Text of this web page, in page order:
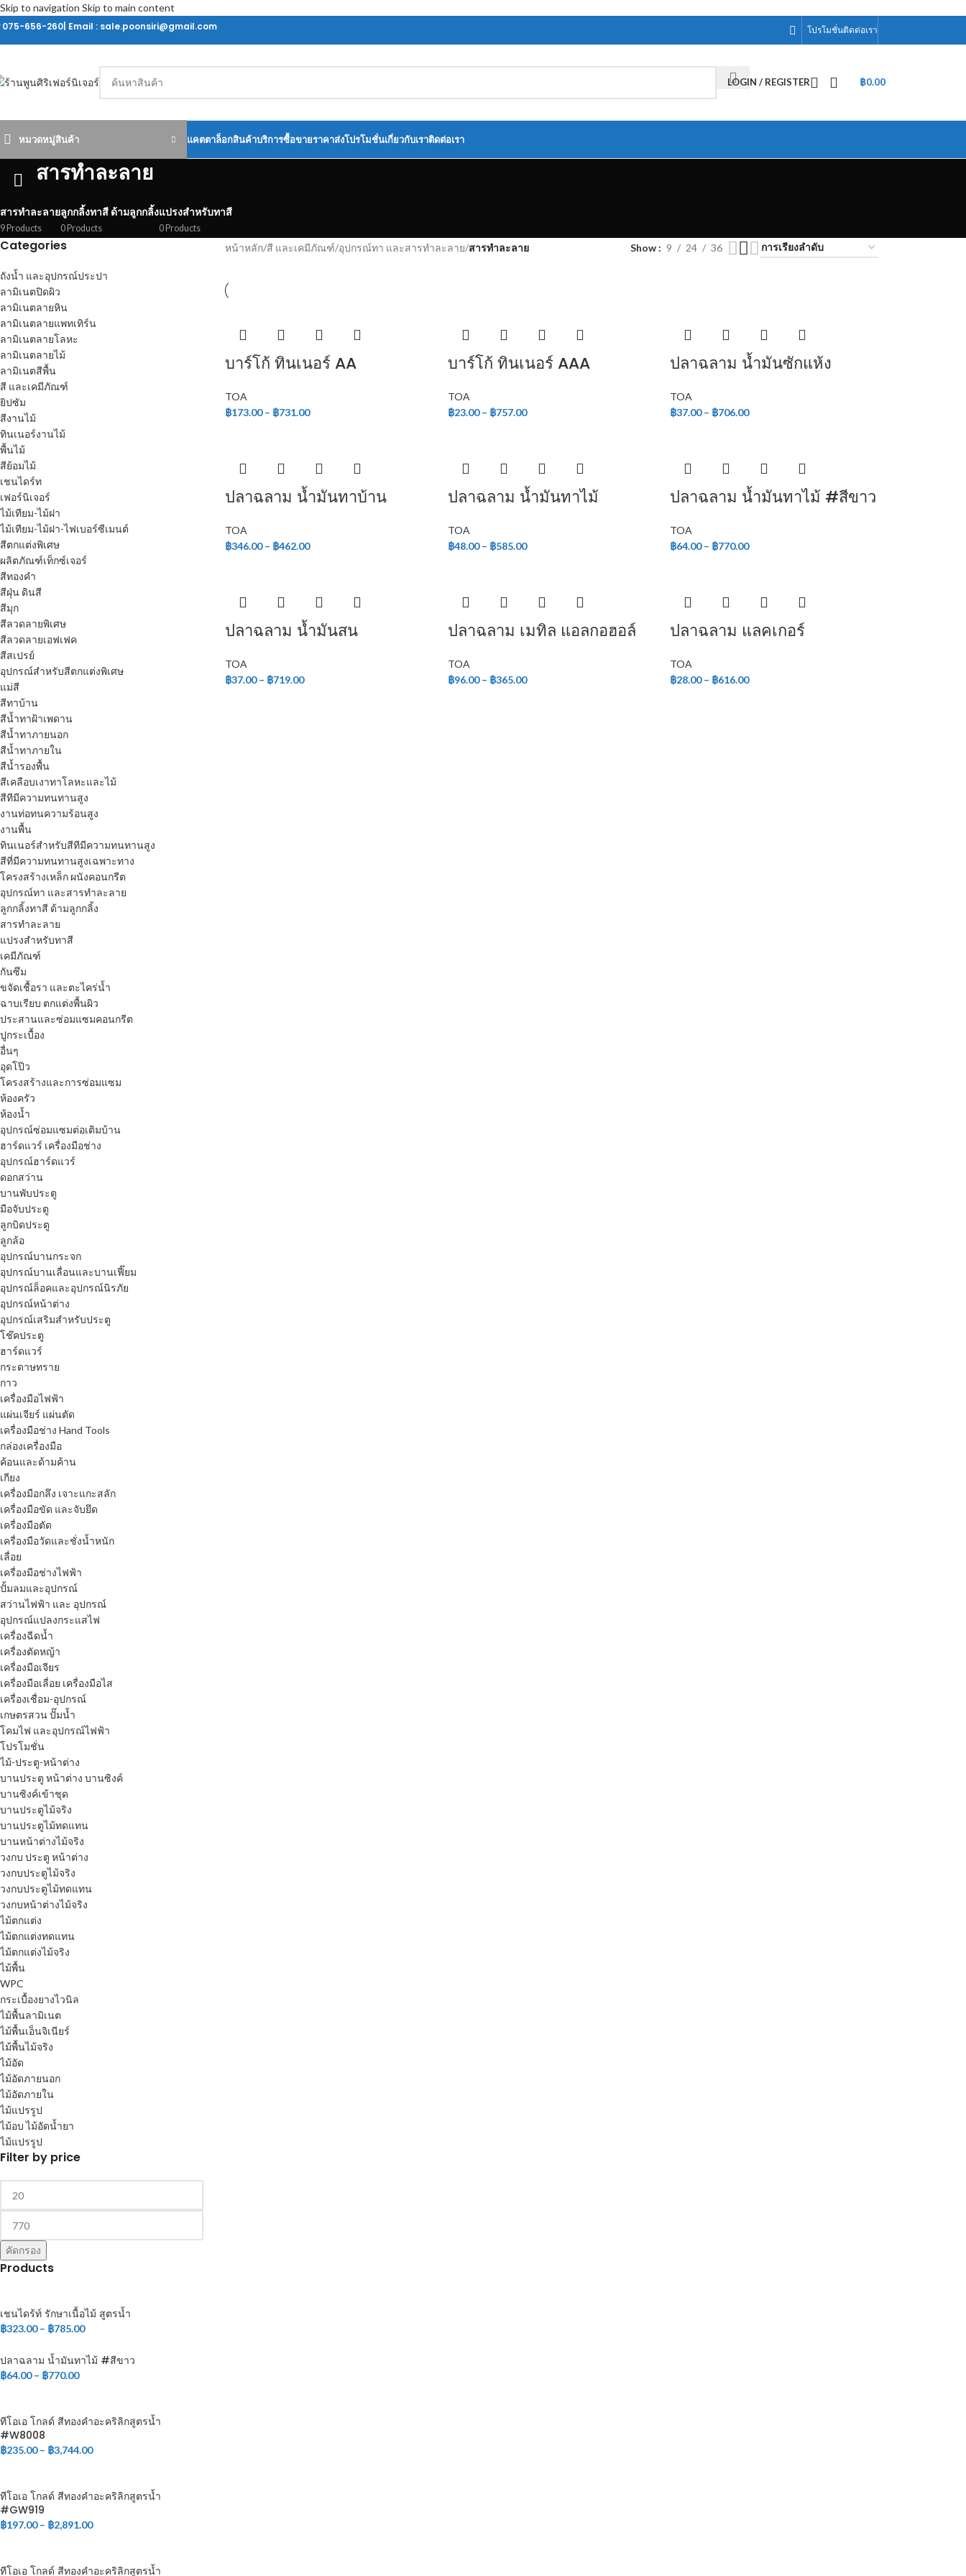
Skip to navigation Skip to main content
075-656-260| Email : sale.poonsiri@gmail.com
โปรโมชั่นติดต่อเรา
LOGIN / REGISTER ฿0.00
หมวดหมู่สินค้า แคตตาล็อกสินค้าบริการซื้อขายราคาส่งโปรโมชั่นเกี่ยวกับเราติดต่อเรา
สารทำละลาย
สารทำละลาย
9 Products
ลูกกลิ้งทาสี ด้ามลูกกลิ้ง
0 Products
แปรงสำหรับทาสี
0 Products
Categories
ถังน้ำ และอุปกรณ์ประปา
ลามิเนตปิดผิว
ลามิเนตลายหิน
ลามิเนตลายแพทเทิร์น
ลามิเนตลายโลหะ
ลามิเนตลายไม้
ลามิเนตสีพื้น
สี และเคมีภัณฑ์
ยิปซัม
สีงานไม้
ทินเนอร์งานไม้
พื้นไม้
สีย้อมไม้
เชนไดร์ท
เฟอร์นิเจอร์
ไม้เทียม-ไม้ฝา
ไม้เทียม-ไม้ฝา-ไฟเบอร์ซีเมนต์
สีตกแต่งพิเศษ
ผลิตภัณฑ์เท็กซ์เจอร์
สีทองคำ
สีฝุ่น ดินสี
สีมุก
สีลวดลายพิเศษ
สีลวดลายเอฟเฟค
สีสเปรย์
อุปกรณ์สำหรับสีตกแต่งพิเศษ
แม่สี
สีทาบ้าน
สีน้ำทาฝ้าเพดาน
สีน้ำทาภายนอก
สีน้ำทาภายใน
สีน้ำรองพื้น
สีเคลือบเงาทาโลหะและไม้
สีทีมีความทนทานสูง
งานท่อทนความร้อนสูง
งานพื้น
ทินเนอร์สำหรับสีทีมีความทนทานสูง
สีที่มีความทนทานสูงเฉพาะทาง
โครงสร้างเหล็ก ผนังคอนกรีต
อุปกรณ์ทา และสารทำละลาย
ลูกกลิ้งทาสี ด้ามลูกกลิ้ง
สารทำละลาย
แปรงสำหรับทาสี
เคมีภัณฑ์
กันซึม
ขจัดเชื้อรา และตะไคร่น้ำ
ฉาบเรียบ ตกแต่งพื้นผิว
ประสานและซ่อมแซมคอนกรีต
ปูกระเบื้อง
อื่นๆ
อุดโป๊ว
โครงสร้างและการซ่อมแซม
ห้องครัว
ห้องน้ำ
อุปกรณ์ซ่อมแซมต่อเติมบ้าน
ฮาร์ดแวร์ เครื่องมือช่าง
อุปกรณ์ฮาร์ดแวร์
ดอกสว่าน
บานพับประตู
มือจับประตู
ลูกบิดประตู
ลูกล้อ
อุปกรณ์บานกระจก
อุปกรณ์บานเลื่อนและบานเฟี๊ยม
อุปกรณ์ล็อคและอุปกรณ์นิรภัย
อุปกรณ์หน้าต่าง
อุปกรณ์เสริมสำหรับประตู
โช๊คประตู
ฮาร์ดแวร์
กระดาษทราย
กาว
เครื่องมือไฟฟ้า
แผ่นเจียร์ แผ่นตัด
เครื่องมือช่าง Hand Tools
กล่องเครื่องมือ
ค้อนและด้ามค้าน
เกียง
เครื่องมือกลึง เจาะแกะสลัก
เครื่องมือขัด และจับยึด
เครื่องมือตัด
เครื่องมือวัดและชั่งน้ำหนัก
เลื่อย
เครื่องมือช่างไฟฟ้า
ปั้มลมและอุปกรณ์
สว่านไฟฟ้า และ อุปกรณ์
อุปกรณ์แปลงกระแสไฟ
เครื่องฉีดน้ำ
เครื่องตัดหญ้า
เครื่องมือเจียร
เครื่องมือเลื่อย เครื่องมือไส
เครื่องเชื่อม-อุปกรณ์
เกษตรสวน ปั๊มน้ำ
โคมไฟ และอุปกรณ์ไฟฟ้า
โปรโมชั่น
ไม้-ประตู-หน้าต่าง
บานประตู หน้าต่าง บานซิงค์
บานซิงค์เข้าชุด
บานประตูไม้จริง
บานประตูไม้ทดแทน
บานหน้าต่างไม้จริง
วงกบ ประตู หน้าต่าง
วงกบประตูไม้จริง
วงกบประตูไม้ทดแทน
วงกบหน้าต่างไม้จริง
ไม้ตกแต่ง
ไม้ตกแต่งทดแทน
ไม้ตกแต่งไม้จริง
ไม้พื้น
WPC
กระเบื้องยางไวนิล
ไม้พื้นลามิเนต
ไม้พื้นเอ็นจิเนียร์
ไม้พื้นไม้จริง
ไม้อัด
ไม้อัดภายนอก
ไม้อัดภายใน
ไม้แปรรูป
ไม้อบ ไม้อัดน้ำยา
ไม้แปรรูป
Filter by price
คัดกรอง
Products
เชนไดร้ท์ รักษาเนื้อไม้ สูตรน้ำ
฿323.00 – ฿785.00
ปลาฉลาม น้ำมันทาไม้ #สีขาว
฿64.00 – ฿770.00
ทีโอเอ โกลด์ สีทองคำอะคริลิกสูตรน้ำ
#W8008
฿235.00 – ฿3,744.00
ทีโอเอ โกลด์ สีทองคำอะคริลิกสูตรน้ำ
#GW919
฿197.00 – ฿2,891.00
ทีโอเอ โกลด์ สีทองคำอะคริลิกสูตรน้ำ
หน้าหลัก/สี และเคมีภัณฑ์/อุปกรณ์ทา และสารทำละลาย/สารทำละลาย Show 9 24 36
บาร์โก้ ทินเนอร์ AA
TOA
฿173.00 – ฿731.00
บาร์โก้ ทินเนอร์ AAA
TOA
฿23.00 – ฿757.00
ปลาฉลาม น้ำมันซักแห้ง
TOA
฿37.00 – ฿706.00
ปลาฉลาม น้ำมันทาบ้าน
TOA
฿346.00 – ฿462.00
ปลาฉลาม น้ำมันทาไม้
TOA
฿48.00 – ฿585.00
ปลาฉลาม น้ำมันทาไม้ #สีขาว
TOA
฿64.00 – ฿770.00
ปลาฉลาม น้ำมันสน
TOA
฿37.00 – ฿719.00
ปลาฉลาม เมทิล แอลกอฮอล์
TOA
฿96.00 – ฿365.00
ปลาฉลาม แลคเกอร์
TOA
฿28.00 – ฿616.00